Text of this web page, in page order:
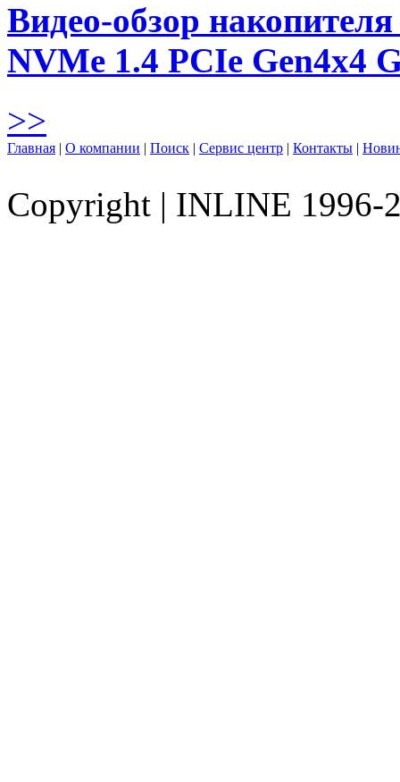
Видео-обзор
NVMe 1.4 PCIe Gen4х4
>>
Главная | О компании | Поиск | Сервис центр | Контакты |
Copyright | INLINE 1996-